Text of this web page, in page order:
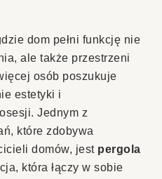
dom pełni funkcję nie
ale także przestrzeni
osób poszukuje
estetyki i
Jednym z
które zdobywa
domów, jest pergola
która łączy w sobie